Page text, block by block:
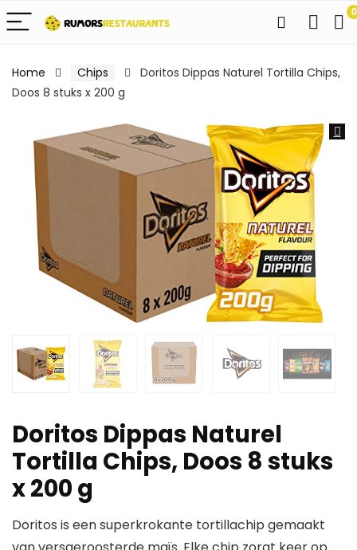
0
Home Chips
Doritos Dippas Naturel Tortilla Chips,
Doos 8 stuks x 200 g
Doritos Dippas Naturel
Tortilla Chips, Doos 8 stuks
x 200 g
Doritos is een superkrokante tortillachip gemaakt